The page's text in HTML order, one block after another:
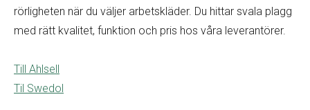
rörligheten när du väljer arbetskläder. Du hittar svala plagg
med rätt kvalitet, funktion och pris hos våra leverantörer.
Till Ahlsell
Til Swedol